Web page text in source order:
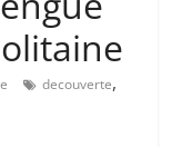
decouverte,